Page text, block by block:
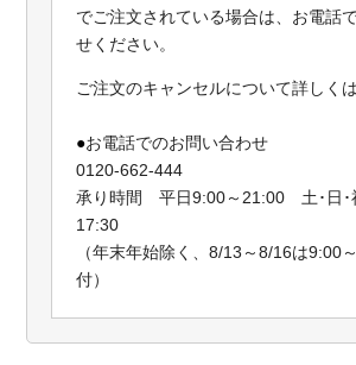
でご注文されている場合は、お電話
せください。
ご注文のキャンセルについて詳しくは
●お電話でのお問い合わせ
0120-662-444
承り時間 平日9:00～21:00 土･日･
17:30
（年末年始除く、8/13～8/16は9:00
付）